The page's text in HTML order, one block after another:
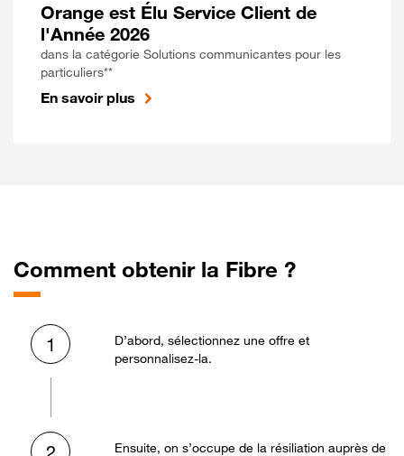
Orange est Élu Service Client de
l'Année 2026
dans la catégorie Solutions communicantes pour les
particuliers**
En savoir plus
Comment obtenir la Fibre ?
1
D’abord, sélectionnez une offre et
personnalisez-la.
Ensuite, on s’occupe de la résiliation auprès de